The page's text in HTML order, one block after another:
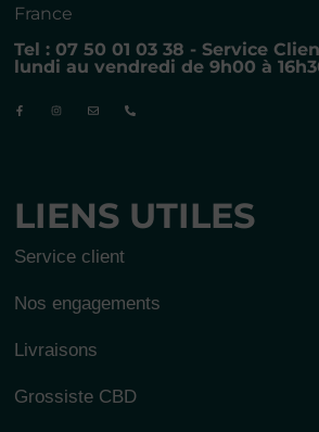
France
Tel : 07 50 01 03 38 - Service
lundi au vendredi de 9h00 à
LIENS UTILES
Service client
Nos engagements
Livraisons
Grossiste CBD